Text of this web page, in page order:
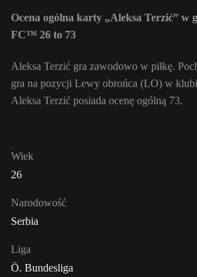
Ocena ogólna karty „Aleksa Terzić” w
FC™ 26 to 73
Aleksa Terzić gra zawodowo w piłkę.
gra na pozycji Lewy obrońca (LO) w
Aleksa Terzić posiada ocenę ogólną 73.
Wiek
26
Narodowość
Serbia
Liga
Ö. Bundesliga